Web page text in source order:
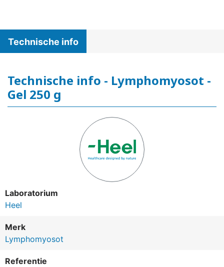
Technische info
Technische info - Lymphomyosot -
Gel 250 g
Laboratorium
Heel
Merk
Lymphomyosot
Referentie